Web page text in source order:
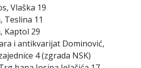
Vlaška 19
Teslina 11
Kaptol 29
i antikvarijat Dominović,
4 (zgrada NSK)